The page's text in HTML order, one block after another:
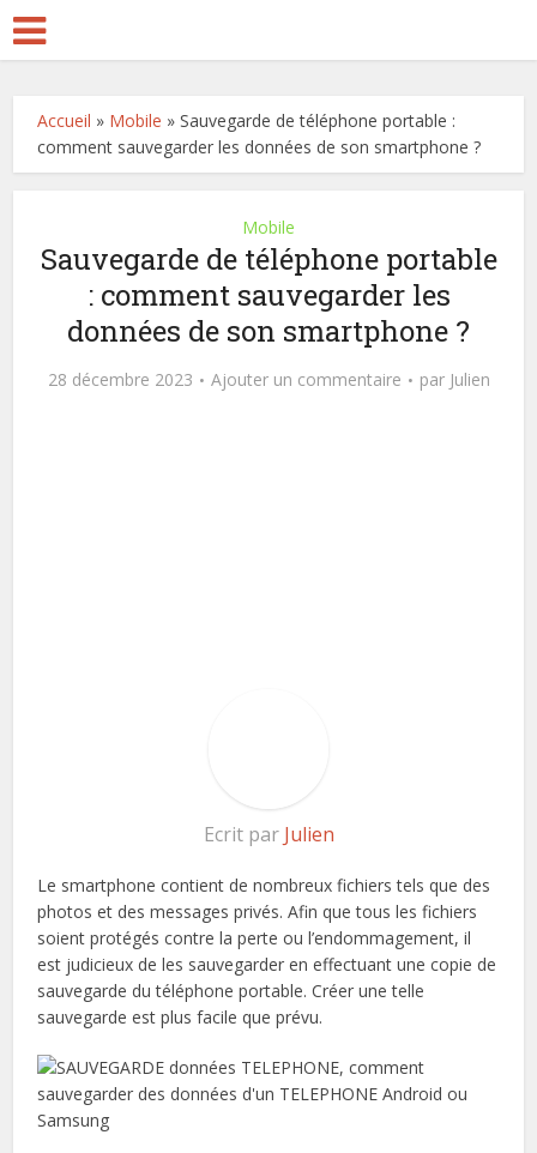
Accueil » Mobile »Sauvegarde de téléphone portable :
comment sauvegarder les données de son smartphone ?
Mobile
Sauvegarde de téléphone portable
: comment sauvegarder les
données de son smartphone ?
28 décembre 2023 Ajouter un commentaire par Julien
Ecrit par Julien
Le smartphone contient de nombreux fichiers tels que des
photos et des messages privés. Afin que tous les fichiers
soient protégés contre la perte ou l’endommagement, il
est judicieux de les sauvegarder en effectuant une copie de
sauvegarde du téléphone portable. Créer une telle
sauvegarde est plus facile que prévu.